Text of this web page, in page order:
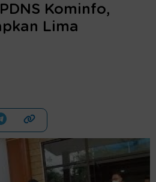
Kominfo,
Lima